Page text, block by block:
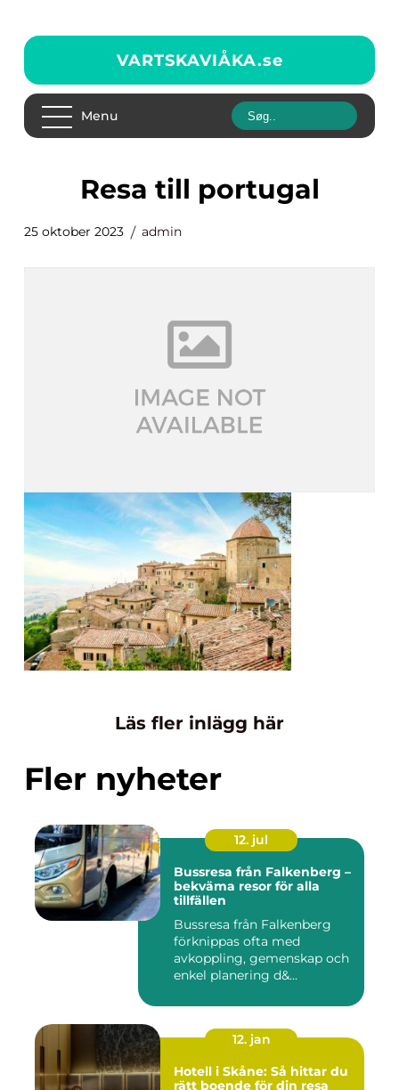
VARTSKAVIÅKA.se
Menu
resa till portugal
25 oktober 2023 admin
Läs fler inlägg här
Fler nyheter
12. jul
Bussresa från Falkenberg –
bekväma resor för alla
tillfällen
Bussresa från Falkenberg
förknippas ofta med
avkoppling, gemenskap och
enkel planering d&...
12. jan
Hotell i Skåne: Så hittar du
rätt boende för din resa